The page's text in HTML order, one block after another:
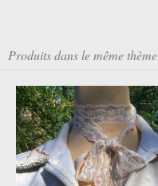
Produits dans le même thème